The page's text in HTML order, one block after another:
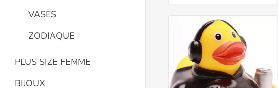
VASES
ZODIAQUE
PLUS SIZE FEMME
BIJOUX